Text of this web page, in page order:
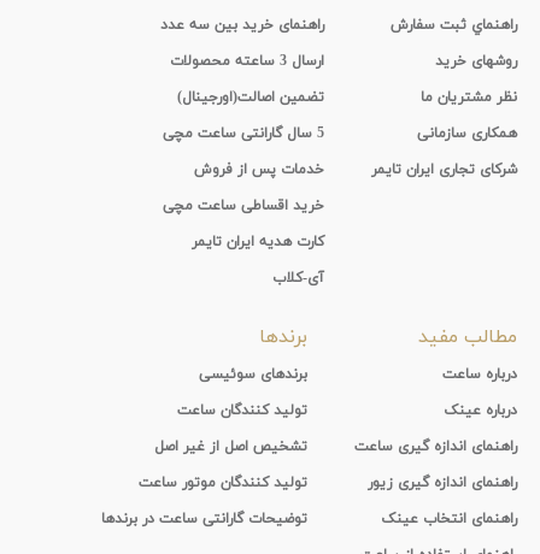
راهنماي ثبت سفارش
روشهای خرید
نظر مشتریان ما
همکاری سازمانی
شرکای تجاری ایران تایمر
راهنمای خرید بین سه عدد
ارسال 3 ساعته محصولات
تضمین اصالت(اورجینال)
5 سال گارانتی ساعت مچی
خدمات پس از فروش
خرید اقساطی ساعت مچی
کارت هدیه ایران تایمر
آی-کلاب
مطالب مفید
درباره ساعت
درباره عینک
راهنمای اندازه گیری ساعت
راهنمای اندازه گیری زیور
راهنمای انتخاب عینک
برندها
برندهای سوئیسی
تولید کنندگان ساعت
تشخیص اصل از غیر اصل
تولید کنندگان موتور ساعت
توضیحات گارانتی ساعت در برندها